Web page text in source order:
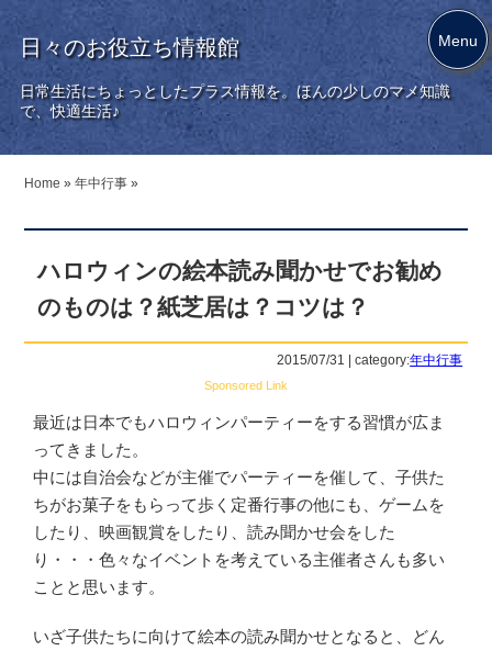
日々のお役立ち情報館
日常生活にちょっとしたプラス情報を。ほんの少しのマメ知識
で、快適生活♪
Home » 年中行事 »
ハロウィンの絵本読み聞かせでお勧め
のものは？紙芝居は？コツは？
2015/07/31 | category:年中行事
Sponsored Link
最近は日本でもハロウィンパーティーをする習慣が広ま
ってきました。
中には自治会などが主催でパーティーを催して、子供た
ちがお菓子をもらって歩く定番行事の他にも、ゲームを
したり、映画観賞をしたり、読み聞かせ会をした
り・・・色々なイベントを考えている主催者さんも多い
ことと思います。
いざ子供たちに向けて絵本の読み聞かせとなると、どん
Menu